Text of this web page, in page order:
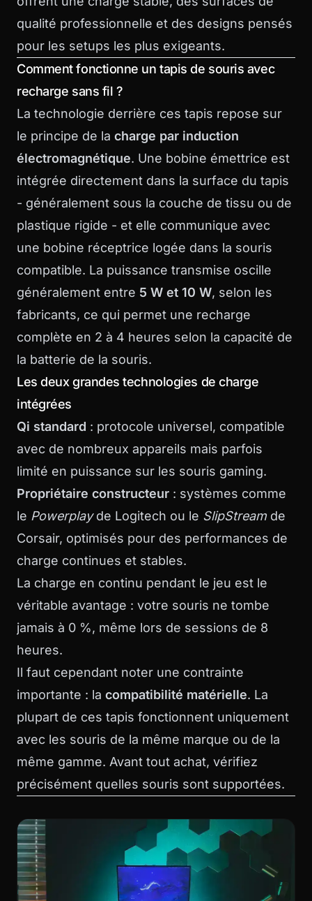
qualité professionnelle et des designs pensés
pour les setups les plus exigeants.
Comment fonctionne un tapis de souris avec
recharge sans fil ?
La technologie derrière ces tapis repose sur
le principe de la charge par induction
électromagnétique. Une bobine émettrice est
intégrée directement dans la surface du tapis
- généralement sous la couche de tissu ou de
plastique rigide - et elle communique avec
une bobine réceptrice logée dans la souris
compatible. La puissance transmise oscille
généralement entre 5 W et 10 W, selon les
fabricants, ce qui permet une recharge
complète en 2 à 4 heures selon la capacité de
la batterie de la souris.
Les deux grandes technologies de charge
intégrées
Qi standard : protocole universel, compatible
avec de nombreux appareils mais parfois
limité en puissance sur les souris gaming.
Propriétaire constructeur : systèmes comme
le Powerplayde Logitech ou le SlipStreamde
Corsair, optimisés pour des performances de
charge continues et stables.
La charge en continu pendant le jeu est le
véritable avantage : votre souris ne tombe
jamais à 0 %, même lors de sessions de 8
heures.
Il faut cependant noter une contrainte
importante : la compatibilité matérielle. La
plupart de ces tapis fonctionnent uniquement
avec les souris de la même marque ou de la
même gamme. Avant tout achat, vérifiez
précisément quelles souris sont supportées.